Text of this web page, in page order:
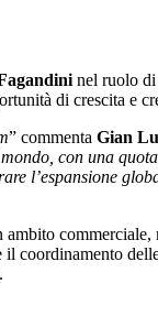
nel ruolo di
di crescita e
” commenta Gian
con una
l’espansione
coordinamento